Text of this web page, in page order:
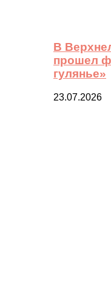
В
прошел
гулянье»
23.07.2026